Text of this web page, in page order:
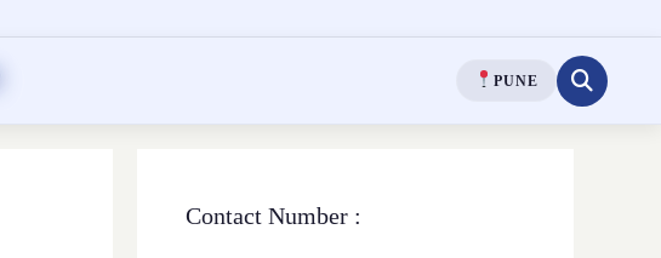
PUNE
Contact Number :